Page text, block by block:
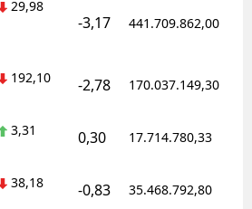
29,98
-3,17 441.709.862,00
192,10 -2,78 170.037.149,30
3,31 0,30 17.714.780,33
38,18 -0,83 35.468.792,80